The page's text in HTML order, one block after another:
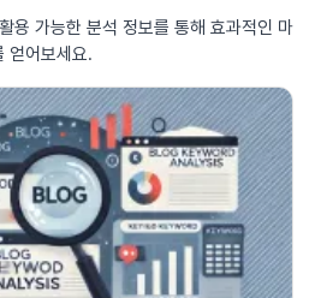
용 가능한 분석 정보를 통해 효과적인 마
얻어보세요.